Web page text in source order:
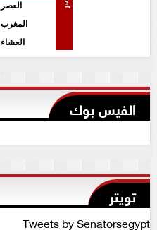
العصر
المغرب
العشاء
الفيس بوك
تويتر
Tweets by Senatorsegypt